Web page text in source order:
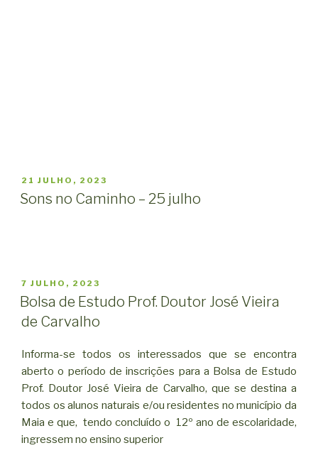
PUBLICADO
EM
21 JULHO, 2023
Sons no Caminho – 25 julho
PUBLICADO
EM
7 JULHO, 2023
Bolsa de Estudo Prof. Doutor José Vieira
de Carvalho
Informa-se todos os interessados que se encontra
aberto o período de inscrições para a Bolsa de Estudo
Prof. Doutor José Vieira de Carvalho, que se destina a
todos os alunos naturais e/ou residentes no município da
Maia e que, tendo concluído o 12º ano de escolaridade,
ingressem no ensino superior